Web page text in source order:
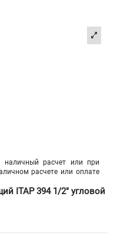
наличный расчет или при
расчете или оплате
ITAP 394 1/2" угловой